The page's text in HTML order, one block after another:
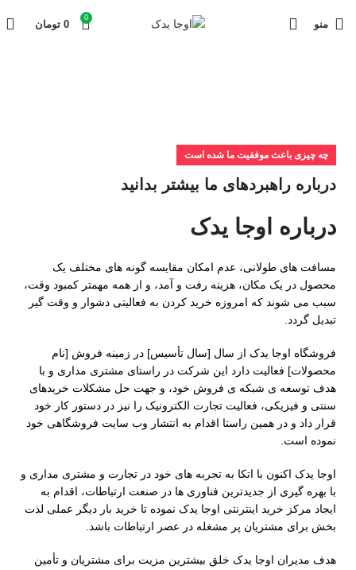
منو
0
0 تومان
چه چیزی باعث موفقیت ما شده است
درباره راهبردهای ما بیشتر بدانید
درباره اوجا یدک
مسافت های طولانی، عدم امکان مقایسه گونه های مختلف یک
محصول در یک مکان، هزینه رفت و آمد، و از همه مهمتر کمبود وقت،
سبب می شوند که امروزه خرید کردن به فعالیتی دشوار و وقت گیر
تبدیل گردد.
فروشگاه اوجا یدک از سال [سال تأسیس] در زمینه فروش [نام
محصولات] فعالیت دارد این شرکت در راستای مشتری مداری و با
هدف توسعه ی شبکه ی فروش خود، و جهت حل مشکلات خریدهای
سنتی و فیزیکی، فعالیت تجارت الکترونیک را نیز در دستور کار خود
قرار داد و در همین راستا اقدام به انتشار وب سایت فروشگاهی خود
نموده است.
اوجا یدک اکنون با اتکا به تجربه های خود در تجارت و مشتر‌ی مداری و
با بهره گیری از جدیدترین فناوری ها در صنعت ارتباطات، اقدام به
ایجاد مركز خريد اینترنتی اوجا یدک نموده تا خرید بار دیگر عملی لذت
بخش برای مشتریان پر مشغله در عصر ارتباطات باشد.
هدف مدیران اوجا یدک خلق بیشترین مزیت برای مشتریان و تأمین